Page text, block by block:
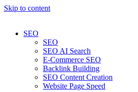
Skip to content
SEO
SEO
SEO AI Search
E-Commerce SEO
Backlink Building
SEO Content Creation
Website Page Speed